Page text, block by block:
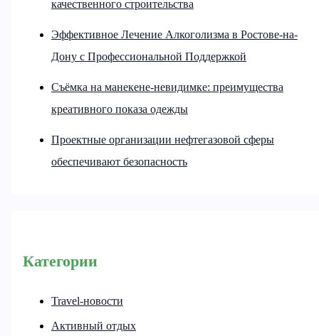
качественного строительства
Эффективное Лечение Алкоголизма в Ростове-на-
Дону с Профессиональной Поддержкой
Съёмка на манекене-невидимке: преимущества
креативного показа одежды
Проектные организации нефтегазовой сферы
обеспечивают безопасность
Категории
Travel-новости
Активный отдых